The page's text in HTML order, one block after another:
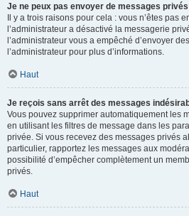
Je ne peux pas envoyer de messages privés
Il y a trois raisons pour cela : vous n’êtes pas
l’administrateur a désactivé la messagerie
l’administrateur vous a empêché d’envoyer
l’administrateur pour plus d’informations.
Haut
Je reçois sans arrêt des messages
Vous pouvez supprimer automatiquement les
en utilisant les filtres de message dans les
privée. Si vous recevez des messages privés
particulier, rapportez les messages aux
possibilité d’empêcher complètement un
privés.
Haut